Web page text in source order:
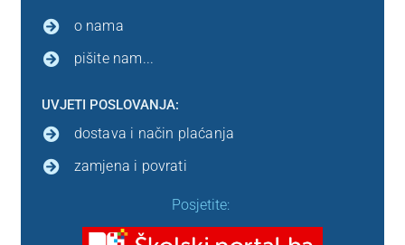
o nama
pišite nam...
UVJETI POSLOVANJA:
dostava i način plaćanja
zamjena i povrati
Posjetite: